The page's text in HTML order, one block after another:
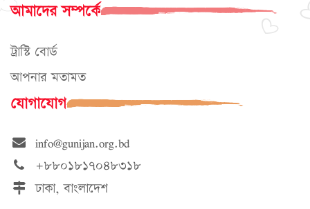
আমাদের সম্পর্কে
ট্রাস্টি বোর্ড
আপনার মতামত
যোগাযোগ
info@gunijan.org.bd
+৮৮০১৮১৭০৪৮৩১৮
ঢাকা, বাংলাদেশ